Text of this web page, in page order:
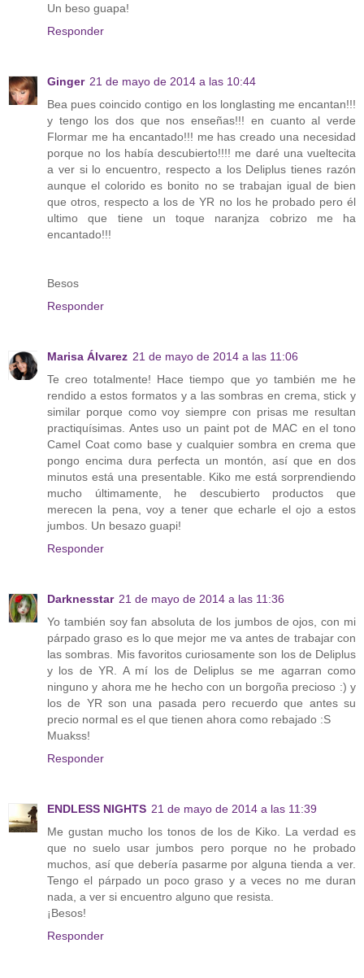
Un beso guapa!
Responder
Ginger 21 de mayo de 2014 a las 10:44
Bea pues coincido contigo en los longlasting me encantan!!!
y tengo los dos que nos enseñas!!! en cuanto al verde
Flormar me ha encantado!!! me has creado una necesidad
porque no los había descubierto!!!! me daré una vueltecita
a ver si lo encuentro, respecto a los Deliplus tienes razón
aunque el colorido es bonito no se trabajan igual de bien
que otros, respecto a los de YR no los he probado pero él
ultimo que tiene un toque naranjza cobrizo me ha
encantado!!!
Besos
Responder
Marisa Álvarez 21 de mayo de 2014 a las 11:06
Te creo totalmente! Hace tiempo que yo también me he
rendido a estos formatos y a las sombras en crema, stick y
similar porque como voy siempre con prisas me resultan
practiquísimas. Antes uso un paint pot de MAC en el tono
Camel Coat como base y cualquier sombra en crema que
pongo encima dura perfecta un montón, así que en dos
minutos está una presentable. Kiko me está sorprendiendo
mucho últimamente, he descubierto productos que
merecen la pena, voy a tener que echarle el ojo a estos
jumbos. Un besazo guapi!
Responder
Darknesstar 21 de mayo de 2014 a las 11:36
Yo también soy fan absoluta de los jumbos de ojos, con mi
párpado graso es lo que mejor me va antes de trabajar con
las sombras. Mis favoritos curiosamente son los de Deliplus
y los de YR. A mí los de Deliplus se me agarran como
ninguno y ahora me he hecho con un borgoña precioso :) y
los de YR son una pasada pero recuerdo que antes su
precio normal es el que tienen ahora como rebajado :S
Muakss!
Responder
ENDLESS NIGHTS 21 de mayo de 2014 a las 11:39
Me gustan mucho los tonos de los de Kiko. La verdad es
que no suelo usar jumbos pero porque no he probado
muchos, así que debería pasarme por alguna tienda a ver.
Tengo el párpado un poco graso y a veces no me duran
nada, a ver si encuentro alguno que resista.
¡Besos!
Responder